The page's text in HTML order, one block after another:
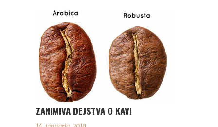
ZANIMIVA DEJSTVA O KAVI